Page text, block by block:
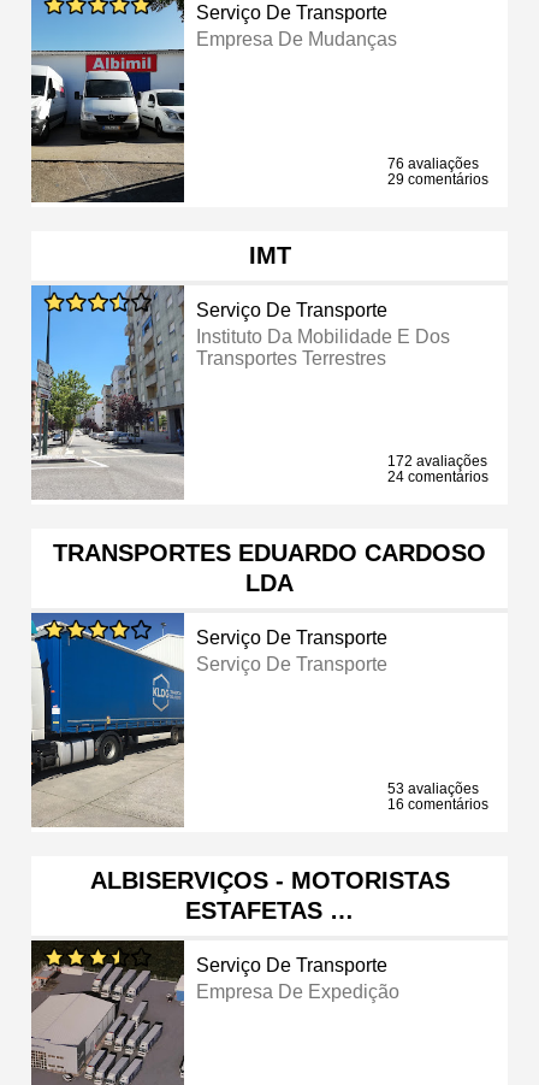
Serviço De Transporte
Empresa De Mudanças
76 avaliações
29 comentários
IMT
Serviço De Transporte
Instituto Da Mobilidade E Dos
Transportes Terrestres
172 avaliações
24 comentários
TRANSPORTES EDUARDO CARDOSO
LDA
Serviço De Transporte
Serviço De Transporte
53 avaliações
16 comentários
ALBISERVIÇOS - MOTORISTAS
ESTAFETAS …
Serviço De Transporte
Empresa De Expedição